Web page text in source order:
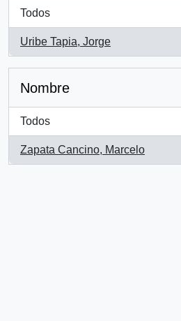
Todos
Uribe Tapia, Jorge
, 1 resultados
Nombre
Todos
Zapata Cancino, Marcelo
, 1 resultados